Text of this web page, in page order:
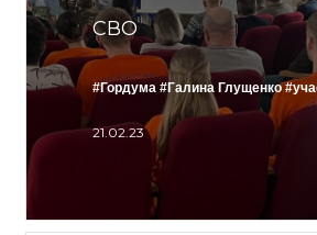
СВО
#Гордума #Галина Глущенко
21.02.23